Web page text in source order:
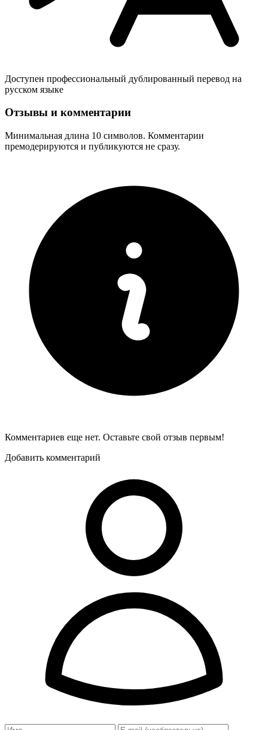
Доступен профессиональный дублированный перевод на
русском языке
Отзывы и комментарии
Минимальная длина 10 символов. Комментарии
премодерируются и публикуются не сразу.
Комментариев еще нет. Оставьте свой отзыв первым!
Добавить комментарий